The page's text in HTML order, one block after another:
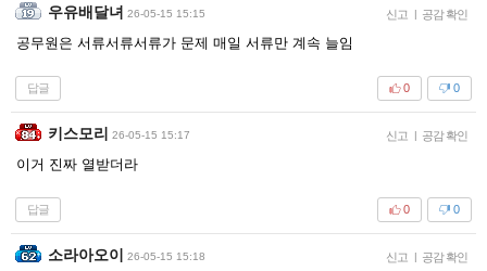
우유배달녀 26-05-15 15:15 신고 | 공감 확인
공무원은 서류서류서류가 문제 매일 서류만 계속 늘임
답글 0
0
키스모리 26-05-15 15:17 신고 | 공감 확인
이거 진짜 열받더라
답글 0
0
소라아오이 26-05-15 15:18 신고 | 공감 확인